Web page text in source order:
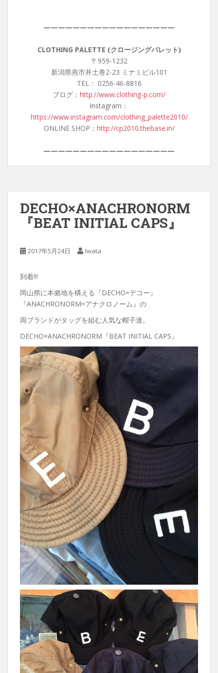
——————————————————
CLOTHING PALETTE (クロージングパレット)
〒959-1232
新潟県燕市井土巻2-23 ミナミビル101
TEL： 0256-46-8816
ブログ： http://www.clothing-p.com/
Instagram：
https://www.instagram.com/clothing_palette2010/
ONLINE SHOP： http://cp2010.thebase.in/
——————————————————
DECHO×ANACHRONORM
『BEAT INITIAL CAPS』
2017年5月24日 Iwata
到着!!!
岡山県に本拠地を構える『DECHO=デコー』
『ANACHRONORM=アナクロノーム』の
両ブランドがタッグを組む人気な帽子達。
DECHO×ANACHRONORM『BEAT INITIAL CAPS』